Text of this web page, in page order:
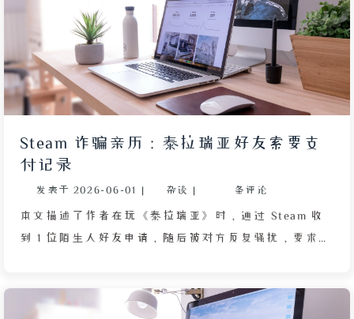
但快乐系统暗示他们住在一起更愉悦。为了验证“有情
人终成眷属”，作者使用微光水枪对电工妹射击，成功
将其嬗变为“哥布林电工妹”，使其与哥布林工匠同种
族。整个过程展现了游戏暗藏的用心设计，给玩家带来
惊喜和乐趣。
Steam 诈骗亲历：泰拉瑞亚好友索要支
付记录
发表于 2026-06-01 | 杂谈 | 条评论
本文描述了作者在玩《泰拉瑞亚》时，通过 Steam 收
到 1 位陌生人好友申请，随后被对方反复骚扰，要求提
咨询，后因对方威胁举报封号而引发冲突。作者拒绝提